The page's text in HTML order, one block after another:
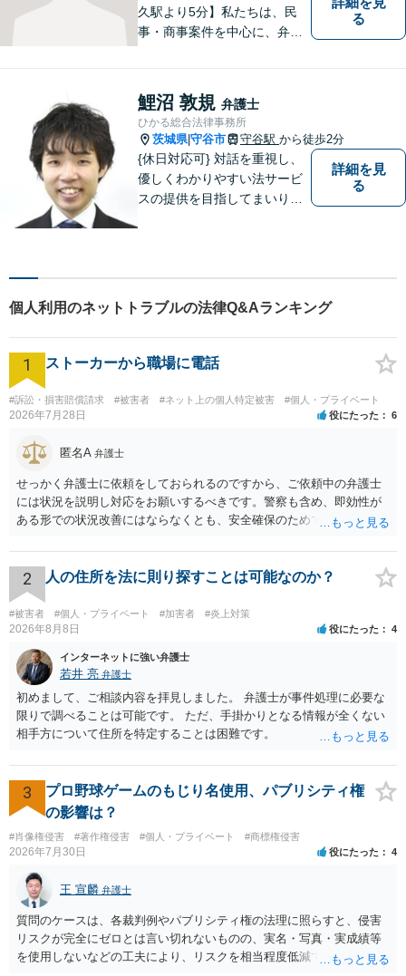
久駅より5分】私たちは、民
事・商事案件を中心に、弁護
す。特に、企業法務について
は法律資料を迅速に用いた、
的確なアプローチで活動に取
り組んでおります。是非、お
気軽にご相談ください。
る
鯉沼 敦規 弁護士
ひかる総合法律事務所
茨城県|守谷市 守谷駅 から徒歩2分
{休日対応可} 対話を重視し、
優しくわかりやすい法サービ
スの提供を目指してまいりま
詳細を見
る
個人利用のネットトラブルの法律Q&Aランキング
1 ストーカーから職場に電話
#訴訟・損害賠償請求 #被害者 #ネット上の個人特定被害 #個人・プライベート
2026年7月28日 役にたった 6
匿名A 弁護士
せっかく弁護士に依頼をしておられるのですから、ご依頼中の弁護士
には状況を説明し対応をお願いするべきです。警察も含め、即効性が
ある形での状況改善にはならなくとも、安全確保のためできることは
2 人の住所を法に則り探すことは可能なのか？
#被害者 #個人・プライベート #加害者 #炎上対策
2026年8月8日 役にたった 4
インターネットに強い弁護士
若井 亮 弁護士
初めまして、ご相談内容を拝見しました。 弁護士が事件処理に必要な
限りで調べることは可能です。 ただ、手掛かりとなる情報が全くない
相手方について住所を特定することは困難です。
3
プロ野球ゲームのもじり名使用、パブリシティ権
の影響は？
#肖像権侵害 #著作権侵害 #個人・プライベート #商標権侵害
2026年7月30日 役にたった 4
王 宣麟 弁護士
質問のケースは、各裁判例やパブリシティ権の法理に照らすと、侵害
リスクが完全にゼロとは言い切れないものの、実名・写真・実成績等
を使用しないなどの工夫により、リスクを相当程度低減できる設計に